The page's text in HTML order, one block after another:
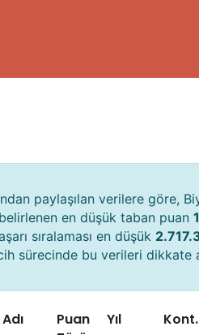
paylaşılan verilere göre,
en düşük taban puan
sıralaması en düşük
sürecinde bu verileri dikkate
Puan
Yıl Kont.